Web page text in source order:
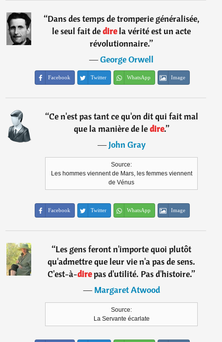
“Dans des temps de tromperie généralisée,
le seul fait dedirela vérité est un acte
révolutionnaire.”
―George Orwell
Facebook Twitter WhatsApp Image
“Ce n'est pas tant ce qu'on dit qui fait mal
que la manière de ledire.”
―John Gray
Source:
Les hommes viennent de Mars, les femmes viennent
de Vénus
Facebook Twitter WhatsApp Image
“Les gens feront n'importe quoi plutôt
qu'admettre que leur vie n'a pas de sens.
C'est-à-direpas d'utilité. Pas d'histoire.”
―Margaret Atwood
Source:
La Servante écarlate